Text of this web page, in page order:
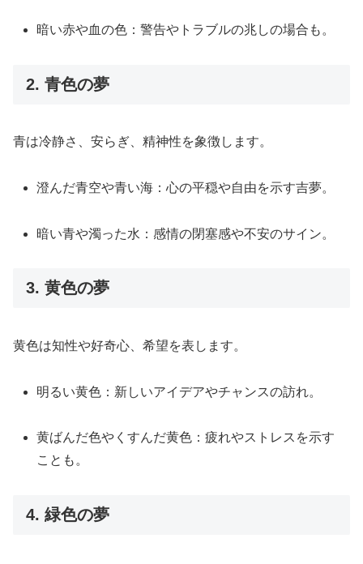
暗い赤や血の色：警告やトラブルの兆しの場合も。
2. 青色の夢
青は冷静さ、安らぎ、精神性を象徴します。
澄んだ青空や青い海：心の平穏や自由を示す吉夢。
暗い青や濁った水：感情の閉塞感や不安のサイン。
3. 黄色の夢
黄色は知性や好奇心、希望を表します。
明るい黄色：新しいアイデアやチャンスの訪れ。
黄ばんだ色やくすんだ黄色：疲れやストレスを示す
ことも。
4. 緑色の夢